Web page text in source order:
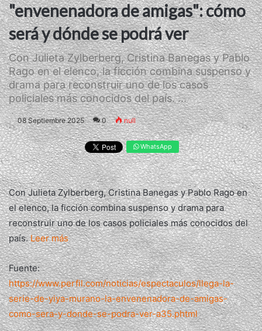
"envenenadora de amigas": cómo
será y dónde se podrá ver
Con Julieta Zylberberg, Cristina Banegas y Pablo
Rago en el elenco, la ficción combina suspenso y
drama para reconstruir uno de los casos
policiales más conocidos del país. ...
08 Septiembre 2025 0 null
WhatsApp
Con Julieta Zylberberg, Cristina Banegas y Pablo Rago en
el elenco, la ficción combina suspenso y drama para
reconstruir uno de los casos policiales más conocidos del
país.Leer más
Fuente:
https://www.perfil.com/noticias/espectaculos/llega-la-
serie-de-yiya-murano-la-envenenadora-de-amigas-
como-sera-y-donde-se-podra-ver-a35.phtml